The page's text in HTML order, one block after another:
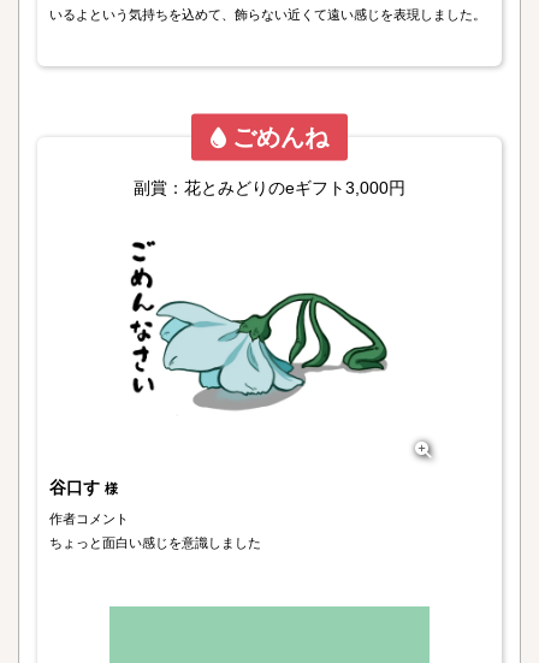
いるよという気持ちを込めて、飾らない近くて遠い感じを表現しました。
ごめんね
副賞：花とみどりのeギフト3,000円
谷口す 様
作者コメント
ちょっと面白い感じを意識しました